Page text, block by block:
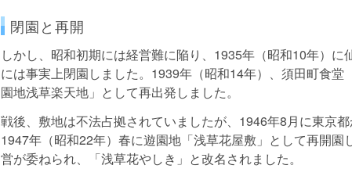
閉園と再開
しかし、昭和初期には経営難に陥り、1935年（昭和10年）
には事実上閉園しました。1939年（昭和14年）、須田町食堂
園地浅草楽天地」として再出発しました。
戦後、敷地は不法占拠されていましたが、1946年8月に東京都
1947年（昭和22年）春に遊園地「浅草花屋敷」として再開園
営が委ねられ、「浅草花やしき」と改名されました。